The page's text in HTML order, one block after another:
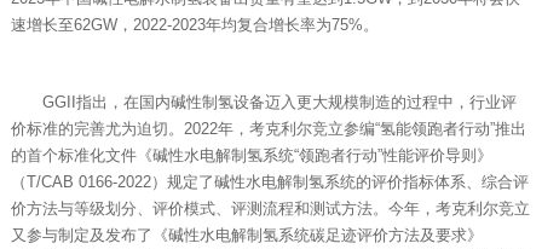
速增长至62GW，2022-2023年均复合增长率为75%。
GGII指出，在国内碱性制氢设备迈入更大规模制造的过程中，行业评
价标准的完善尤为迫切。2022年，考克利尔竞立参编“氢能领跑者行动”推出
的首个标准化文件《碱性水电解制氢系统“领跑者行动”性能评价导则》
（T/CAB 0166-2022）规定了碱性水电解制氢系统的评价指标体系、综合评
价方法与等级划分、评价模式、评测流程和测试方法。今年，考克利尔竞立
又参与制定及发布了《碱性水电解制氢系统碳足迹评价方法及要求》